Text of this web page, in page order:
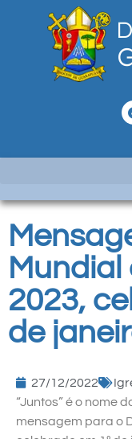
Mundial
2023,
de
27/12/2022
“Juntos” é o nome
mensagem para o